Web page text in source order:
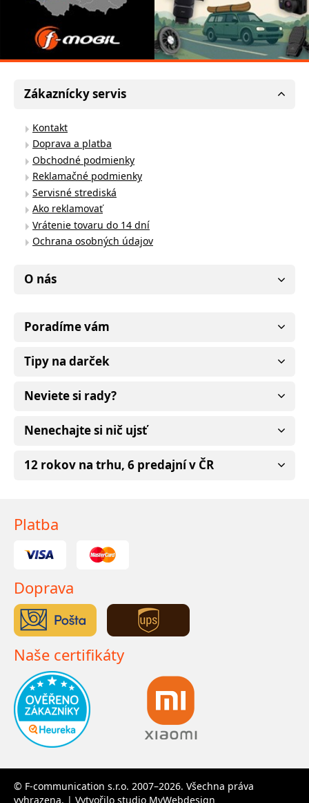
Zákaznícky servis
Kontakt
Doprava a platba
Obchodné podmienky
Reklamačné podmienky
Servisné strediská
Ako reklamovať
Vrátenie tovaru do 14 dní
Ochrana osobných údajov
O nás
Poradíme vám
Tipy na darček
Neviete si rady?
Nenechajte si nič ujsť
12 rokov na trhu, 6 predajní v ČR
Platba
Doprava
Naše certifikáty
© F-communication s.r.o. 2007–2026. Všechna práva
vyhrazena. | Vytvořilo studio MyWebdesign